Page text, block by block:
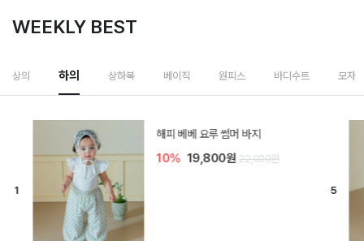
WEEKLY BEST
상의 하의 상하복 베이직 원피스 바디수트 모자
[SIZE ~6Y] 델린 린넨 바지
10% 21,600원 24,000원